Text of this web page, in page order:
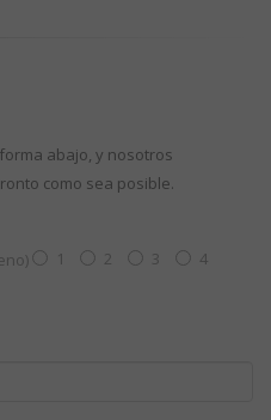
abajo, y nosotros
como sea posible.
1 2 3
4